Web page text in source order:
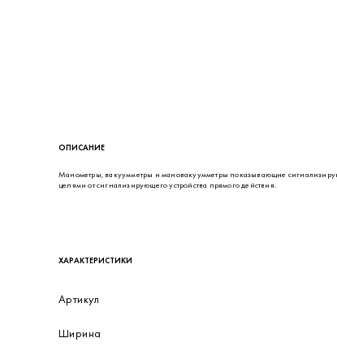
ОПИСАНИЕ
Манометры, вакуумметры и мановакуумметры показывающие
цепями от сигнализирующего устройства прямого действия.
ХАРАКТЕРИСТИКИ
Артикул
Ширина